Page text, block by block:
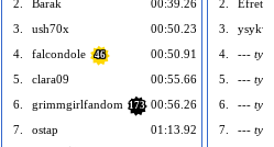
2.
Barak
00:39.26
3.
ush70x
00:50.23
4.
falcondole 46
00:50.91
5.
clara09
00:55.66
6.
grimmgirlfandom 173 00:56.26
7.
ostap
01:13.92
2.
Efret
3.
4.
---
5.
---
6.
---
7.
---